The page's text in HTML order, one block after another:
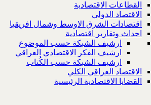
القطاعات الاقتصادية
الاقتصاد الدولي
اقتصادات الشرق الاوسط وشمال افريقيا
احداث وتقارير اقتصادية
ارشيف الشبكة حسب الموضوع
ارشيف الفكر الاقتصادي العراقي
ارشيف الشبكة حسب الكُتاب
الاقتصاد العراقي الكلي
القضايا الاقتصادية الرئيسية